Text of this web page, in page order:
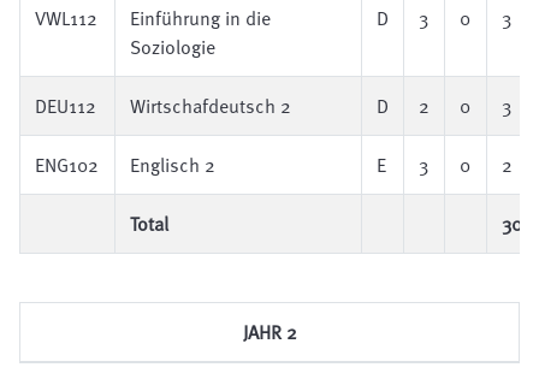
VWL112
Einführung in die
Soziologie
D 3 0 3
DEU112 Wirtschafdeutsch 2 D 2 0 3
ENG102 Englisch 2 E 3 0 2
Total 30
JAHR 2